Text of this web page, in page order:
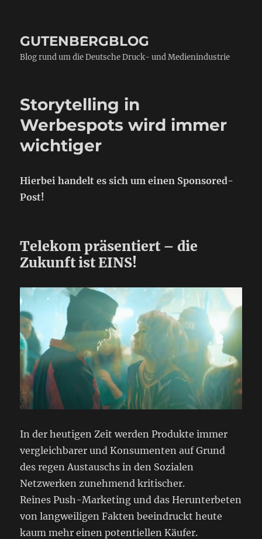
GUTENBERGBLOG
Blog rund um die Deutsche Druck- und Medienindustrie
Storytelling in
Werbespots wird immer
wichtiger
Hierbei handelt es sich um einen Sponsored-
Post!
Telekom präsentiert – die
Zukunft ist EINS!
In der heutigen Zeit werden Produkte immer
vergleichbarer und Konsumenten auf Grund
des regen Austauschs in den Sozialen
Netzwerken zunehmend kritischer.
Reines Push-Marketing und das Herunterbeten
von langweiligen Fakten beeindruckt heute
kaum mehr einen potentiellen Käufer.